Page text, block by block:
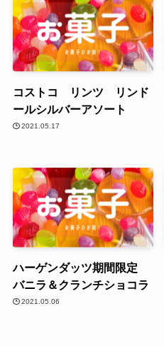
コストコ リンツ リンド
ールシルバーアソート
2021.05.17
ハーゲンダッツ期間限定
バニラ＆クランチショコラ
2021.05.06